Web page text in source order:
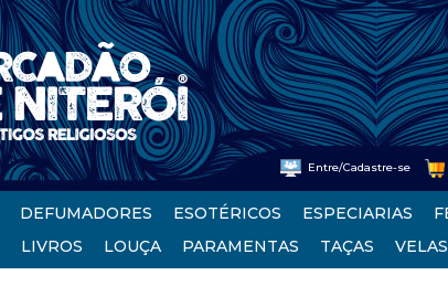
Entre/Cadastre-se
DEFUMADORES ESOTÉRICOS ESPECIARIAS
LIVROS LOUÇA PARAMENTAS TAÇAS VELAS